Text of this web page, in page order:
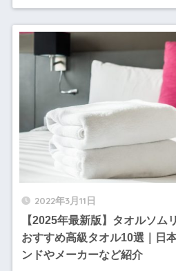
2022年3月11日
【2025年最新版】タオルソム
おすすめ高級タオル10選｜日
ンドやメーカーなど紹介